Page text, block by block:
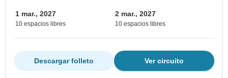
1 mar., 2027
10 espacios libres
2 mar., 2027
10 espacios libres
Ver circuito
Descargar folleto